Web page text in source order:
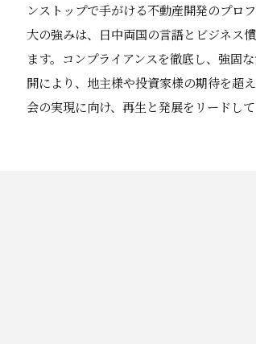
ンストップで手がける不動産開発のプロ
大の強みは、日中両国の言語とビジネス
ます。コンプライアンスを徹底し、強固
開により、地主様や投資家様の期待を超
会の実現に向け、再生と発展をリードして